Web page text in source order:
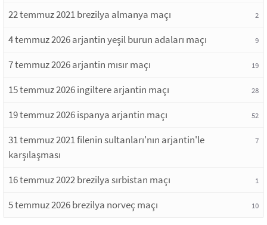
22 temmuz 2021 brezilya almanya maçı 2
4 temmuz 2026 arjantin yeşil burun adaları maçı 9
7 temmuz 2026 arjantin mısır maçı 19
15 temmuz 2026 ingiltere arjantin maçı 28
19 temmuz 2026 ispanya arjantin maçı 52
31 temmuz 2021 filenin sultanları'nın arjantin'le
karşılaşması
7
16 temmuz 2022 brezilya sırbistan maçı 1
5 temmuz 2026 brezilya norveç maçı 10